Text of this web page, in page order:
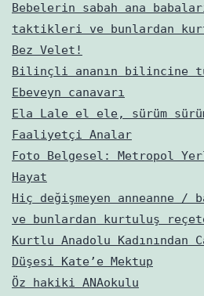
Bebelerin sabah ana
taktikleri ve bunlardan
Bez Velet!
Bilinçli ananın bilincine
Ebeveyn canavarı
Ela Lale el ele, sürüm
Faaliyetçi Analar
Foto Belgesel: Metropol
Hayat
Hiç değişmeyen anneanne /
ve bunlardan kurtuluş
Kurtlu Anadolu Kadınından
Düşesi Kate’e Mektup
Öz hakiki ANAokulu